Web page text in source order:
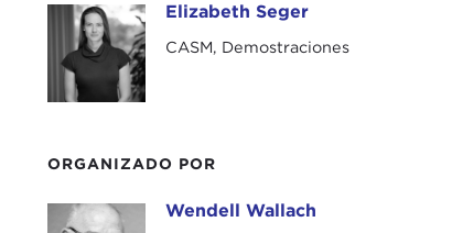
Elizabeth SegerElizabeth Seger
CASM, Demostraciones
ORGANIZADO POR
Wendell WallachWendell Wallach